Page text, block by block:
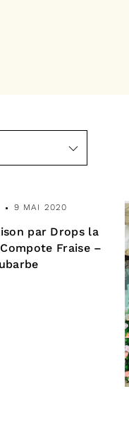
9 MAI 2020
par Drops la
Fraise –